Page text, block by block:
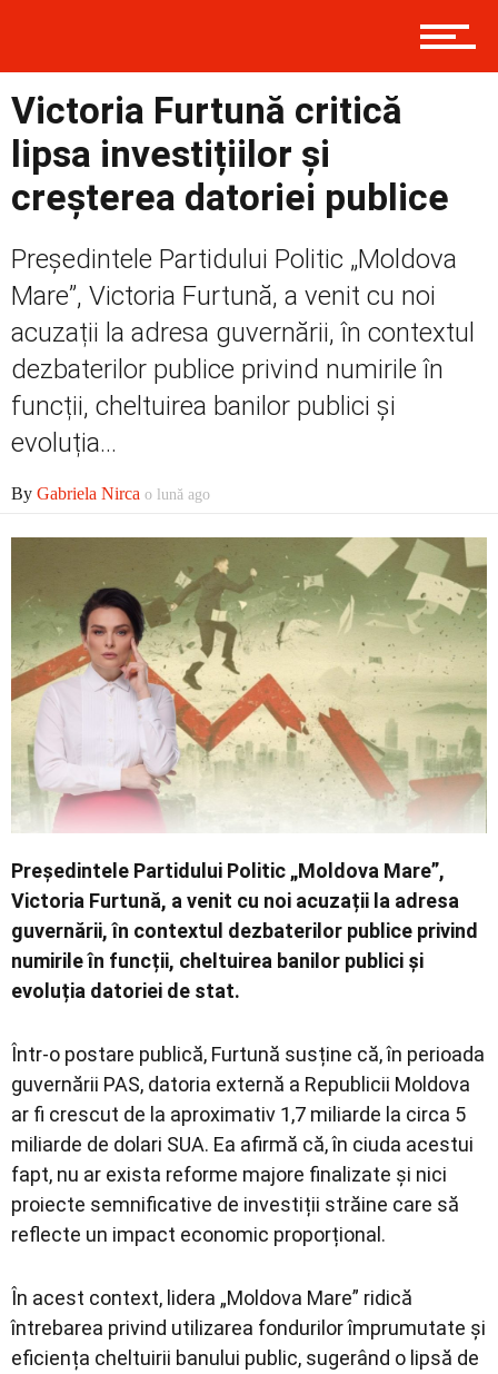
Prima
Politică
Social
Contact
Victoria Furtună critică
lipsa investițiilor și
creșterea datoriei publice
Președintele Partidului Politic „Moldova
Mare”, Victoria Furtună, a venit cu noi
acuzații la adresa guvernării, în contextul
dezbaterilor publice privind numirile în
funcții, cheltuirea banilor publici și
evoluția...
By Gabriela Nirca o lună ago
Președintele Partidului Politic „Moldova Mare”,
Victoria Furtună, a venit cu noi acuzații la adresa
guvernării, în contextul dezbaterilor publice privind
numirile în funcții, cheltuirea banilor publici și
evoluția datoriei de stat.
Într-o postare publică, Furtună susține că, în perioada
guvernării PAS, datoria externă a Republicii Moldova
ar fi crescut de la aproximativ 1,7 miliarde la circa 5
miliarde de dolari SUA. Ea afirmă că, în ciuda acestui
fapt, nu ar exista reforme majore finalizate și nici
proiecte semnificative de investiții străine care să
reflecte un impact economic proporțional.
În acest context, lidera „Moldova Mare” ridică
întrebarea privind utilizarea fondurilor împrumutate și
eficiența cheltuirii banului public, sugerând o lipsă de